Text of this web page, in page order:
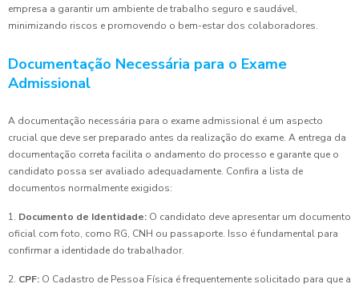
empresa a garantir um ambiente de trabalho seguro e saudável,
minimizando riscos e promovendo o bem-estar dos colaboradores.
Documentação Necessária para o Exame
Admissional
A documentação necessária para o exame admissional é um aspecto
crucial que deve ser preparado antes da realização do exame. A entrega da
documentação correta facilita o andamento do processo e garante que o
candidato possa ser avaliado adequadamente. Confira a lista de
documentos normalmente exigidos:
1. Documento de Identidade: O candidato deve apresentar um documento
oficial com foto, como RG, CNH ou passaporte. Isso é fundamental para
confirmar a identidade do trabalhador.
2. CPF: O Cadastro de Pessoa Física é frequentemente solicitado para que a